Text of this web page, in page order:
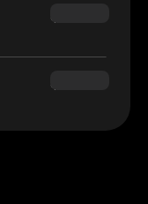
$160.00
$180.00